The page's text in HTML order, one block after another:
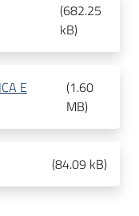
(682.25
kB)
E
(1.60
MB)
(84.09 kB)